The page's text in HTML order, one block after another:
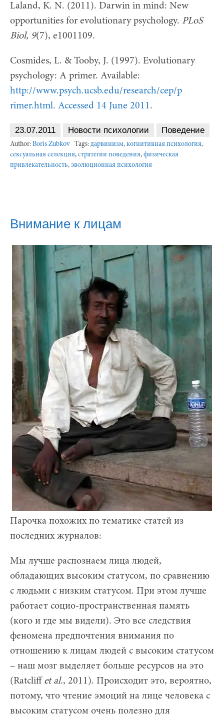
Laland, K. N. (2011). Darwin in mind: New
opportunities for evolutionary psychology. PLoS
Biol, 9(7), e1001109.
Cosmides, L. & Tooby, J. (1997). Evolutionary
psychology: A primer. Available:
http://www.psych.ucsb.edu/research/cep/p​
rimer.html. Accessed 14 June 2011.
23.07.2011 Новости психологии Поведение
Author: Boris Zubkov Tags: дарвинизм, когнитивная психология,
сексуальная селекция, стратегии поведения, физическая
привлекательность, эволюционная психология
Внимание к лицам
Парочка похожих по тематике статей из
последних журналов:
Мы лучше распознаем лица людей,
обладающих высоким статусом, по сравнению
с людьми с низким статусом. При этом лучше
работает социо-пространственная память
(кого и где мы видели). Это все следствия
феномена предпочтения внимания по
отношению к лицам людей с высоким статусом
– наш мозг выделяет больше ресурсов на это
(Ratcliff et al., 2011). Происходит это, вероятно,
потому, что чтение эмоций на лице человека с
высоким статусом очень полезно для